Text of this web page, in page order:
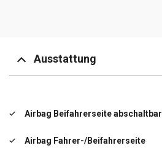
Ausstattung
Airbag Beifahrerseite abschaltbar
Airbag Fahrer-/Beifahrerseite